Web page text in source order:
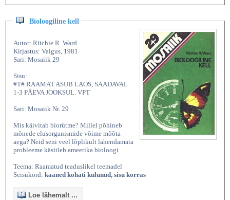
Bioloogiline kell
Autor: Ritchie R. Ward
Kirjastus: Valgus, 1981
Sari: Mosaiik 29
Sisu:
#T# RAAMAT ASUB LAOS, SAADAVAL
1-3 PÄEVA JOOKSUL. VPT
Sari: Mosaiik Nr. 29
Mis käivitab biorütme? Millel põhineb
mõnede elusorganismide võime mõõta
aega? Neid seni veel lõplikult lahendamata
probleeme käsitleb ameerika bioloogi
Teema: Raamatud teaduslikel teemadel
Seisukord: kaaned kohati kulunud, sisu korras
Loe lähemalt ...